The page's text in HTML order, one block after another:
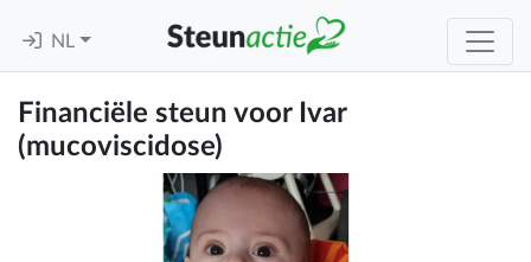
NL
Financiële steun voor Ivar
(mucoviscidose)